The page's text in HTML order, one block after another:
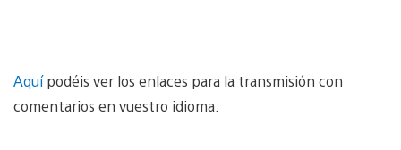
Aquípodéis ver los enlaces para la transmisión con
comentarios en vuestro idioma.